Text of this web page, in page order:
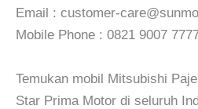
Email : customer-
Mobile Phone : 0821 9007
Temukan mobil Mitsubishi
Star Prima Motor di seluruh